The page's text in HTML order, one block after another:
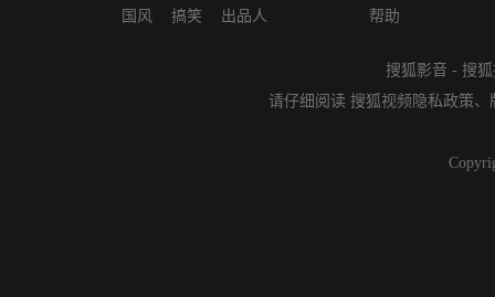
国风
搞笑
出品人
帮助
搜狐影音 - 搜
请仔细阅读 搜狐视频隐私政策、